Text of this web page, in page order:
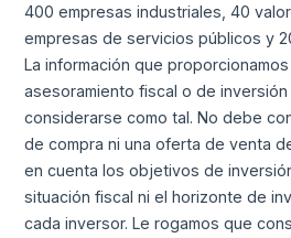
400 empresas industriales, 40
empresas de servicios públicos y
La información que
asesoramiento fiscal o de
considerarse como tal. No debe
de compra ni una oferta de venta
en cuenta los objetivos de
situación fiscal ni el horizonte de
cada inversor. Le rogamos que